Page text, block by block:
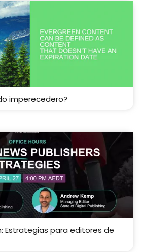
imperecedero?
Estrategias para editores de